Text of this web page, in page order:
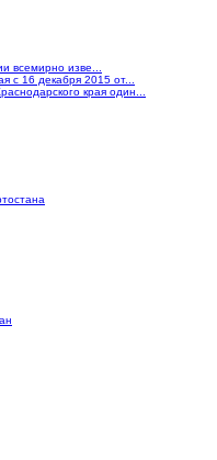
всемирно изве...
с 16 декабря 2015 от...
края один...